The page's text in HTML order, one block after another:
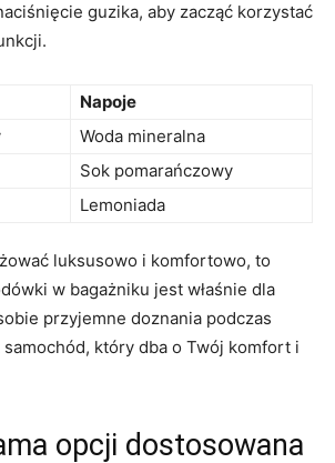
guzika,⁤ aby zacząć korzystać
Napoje
Woda mineralna
Sok pomarańczowy
Lemoniada
luksusowo i komfortowo, to
w bagażniku jest właśnie dla
przyjemne doznania podczas
który dba o Twój komfort i
opcji dostosowana